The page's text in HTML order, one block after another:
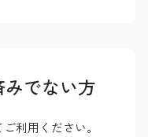
でない方
利用ください。